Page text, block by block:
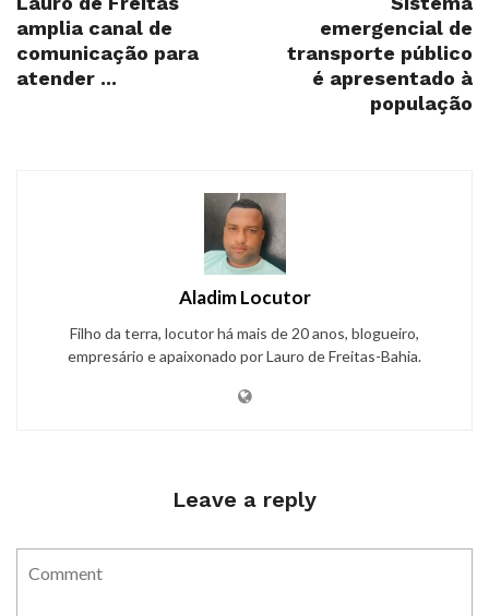
amplia canal de
comunicação para
atender ...
emergencial de
transporte público
é apresentado à
população
Aladim Locutor
Filho da terra, locutor há mais de 20 anos, blogueiro,
empresário e apaixonado por Lauro de Freitas-Bahia.
Leave a reply